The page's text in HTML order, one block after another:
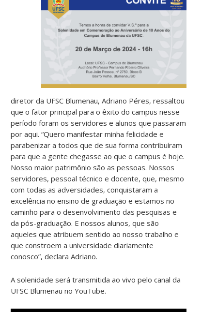
diretor da UFSC Blumenau, Adriano Péres, ressaltou
que o fator principal para o êxito do campus nesse
período foram os servidores e alunos que passaram
por aqui. “Quero manifestar minha felicidade e
parabenizar a todos que de sua forma contribuíram
para que a gente chegasse ao que o campus é hoje.
Nosso maior patrimônio são as pessoas. Nossos
servidores, pessoal técnico e docente, que, mesmo
com todas as adversidades, conquistaram a
excelência no ensino de graduação e estamos no
caminho para o desenvolvimento das pesquisas e
da pós-graduação. E nossos alunos, que são
aqueles que atribuem sentido ao nosso trabalho e
que constroem a universidade diariamente
conosco”, declara Adriano.
A solenidade será transmitida ao vivo pelo canal da
UFSC Blumenau no YouTube.